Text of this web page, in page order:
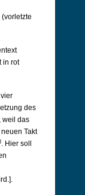
in rot
des
weil das
Takt
. Hier soll